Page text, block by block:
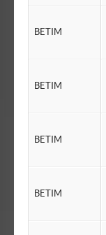
BETIM
BETIM
BETIM
BETIM